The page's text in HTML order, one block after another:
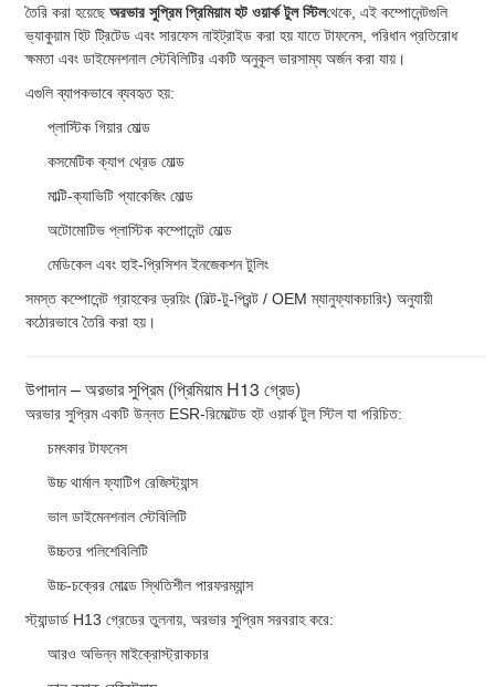
তৈরি করা হয়েছে অরভার সুপ্রিম প্রিমিয়াম হট ওয়ার্ক টুল স্টিলথেকে, এই কম্পোনেন্টগুলি
ভ্যাকুয়াম হিট ট্রিটেড এবং সারফেস নাইট্রাইড করা হয় যাতে টাফনেস, পরিধান প্রতিরোধ
ক্ষমতা এবং ডাইমেনশনাল স্টেবিলিটির একটি অনুকূল ভারসাম্য অর্জন করা যায়।
এগুলি ব্যাপকভাবে ব্যবহৃত হয়:
প্লাস্টিক গিয়ার মোল্ড
কসমেটিক ক্যাপ থ্রেড মোল্ড
মাল্টি-ক্যাভিটি প্যাকেজিং মোল্ড
অটোমোটিভ প্লাস্টিক কম্পোনেন্ট মোল্ড
মেডিকেল এবং হাই-প্রিসিশন ইনজেকশন টুলিং
সমস্ত কম্পোনেন্ট গ্রাহকের ড্রয়িং (বিল্ট-টু-প্রিন্ট / OEM ম্যানুফ্যাকচারিং) অনুযায়ী
কঠোরভাবে তৈরি করা হয়।
উপাদান – অরভার সুপ্রিম (প্রিমিয়াম H13 গ্রেড)
অরভার সুপ্রিম একটি উন্নত ESR-রিমেল্টেড হট ওয়ার্ক টুল স্টিল যা পরিচিত:
চমৎকার টাফনেস
উচ্চ থার্মাল ফ্যাটিগ রেজিস্ট্যান্স
ভাল ডাইমেনশনাল স্টেবিলিটি
উচ্চতর পলিশেবিলিটি
উচ্চ-চক্রের মোল্ডে স্থিতিশীল পারফরম্যান্স
স্ট্যান্ডার্ড H13 গ্রেডের তুলনায়, অরভার সুপ্রিম সরবরাহ করে:
আরও অভিন্ন মাইক্রোস্ট্রাকচার